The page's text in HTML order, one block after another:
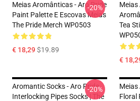
Meias Aromânticas - Aro Pride
Paint Palette E Escovas Meias
The Pride Merch WP0503
€ 18,29$19.89
-20%
Meias
Tea
€
Aromantic Socks - Aro Pride
Interlocking Pipes Socks | The
-20%
Meias
Floral